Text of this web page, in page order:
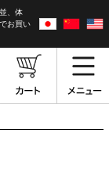
、体
お買い